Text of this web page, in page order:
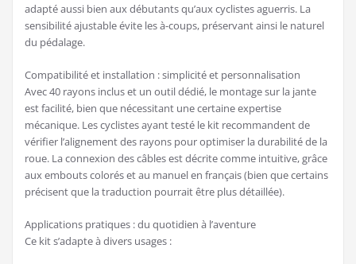
adapté aussi bien aux débutants qu’aux cyclistes aguerris. La
sensibilité ajustable évite les à-coups, préservant ainsi le naturel
du pédalage.
Compatibilité et installation : simplicité et personnalisation
Avec 40 rayons inclus et un outil dédié, le montage sur la jante
est facilité, bien que nécessitant une certaine expertise
mécanique. Les cyclistes ayant testé le kit recommandent de
vérifier l’alignement des rayons pour optimiser la durabilité de la
roue. La connexion des câbles est décrite comme intuitive, grâce
aux embouts colorés et au manuel en français (bien que certains
précisent que la traduction pourrait être plus détaillée).
Applications pratiques : du quotidien à l’aventure
Ce kit s’adapte à divers usages :